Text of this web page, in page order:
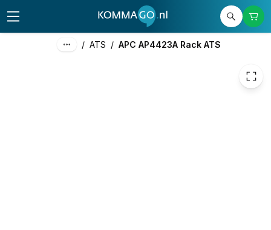
/ ATS / APC AP4423A Rack ATS
excl. btw